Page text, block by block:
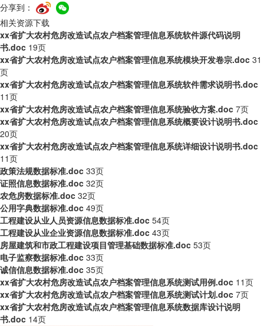
分享到：
相关资源下载
xx省扩大农村危房改造试点农户档案管理信息系统软件源代码说明
书.doc 19页
xx省扩大农村危房改造试点农户档案管理信息系统模块开发卷宗.doc 31
页
xx省扩大农村危房改造试点农户档案管理信息系统软件需求说明书.doc
11页
xx省扩大农村危房改造试点农户档案管理信息系统验收方案.doc 7页
xx省扩大农村危房改造试点农户档案管理信息系统概要设计说明书.doc
20页
xx省扩大农村危房改造试点农户档案管理信息系统详细设计说明书.doc
11页
政策法规数据标准.doc 33页
证照信息数据标准.doc 32页
农危房数据标准.doc 32页
公用字典数据标准.doc 49页
工程建设从业人员资源信息数据标准.doc 54页
工程建设从业企业资源信息数据标准.doc 43页
房屋建筑和市政工程建设项目管理基础数据标准.doc 53页
电子监察数据标准.doc 33页
诚信信息数据标准.doc 35页
xx省扩大农村危房改造试点农户档案管理信息系统测试用例.doc 11页
xx省扩大农村危房改造试点农户档案管理信息系统测试计划.doc 7页
xx省扩大农村危房改造试点农户档案管理信息系统数据库设计说明
书.doc 14页